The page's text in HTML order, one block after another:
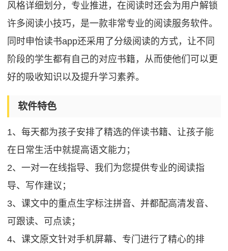
风格详细划分，专业推进，在阅读时还会为用户解锁
许多阅读小技巧，是一款非常专业的阅读服务软件。
同时申怡读书app还采用了分级阅读的方式，让不同
阶段的学生都有自己的对应书籍，从而使他们可以更
好的吸收知识以及提升学习素养。
软件特色
1、每天都为孩子安排了精选的伴读书籍、让孩子能
在日常生活中就提高语文能力；
2、一对一在线指导、我们为您提供专业的阅读指
导、写作建议；
3、课文中的重点生字标注拼音、并都配高清发音、
可跟读、可点读；
4、课文原文针对手机屏幕、专门进行了精心的排